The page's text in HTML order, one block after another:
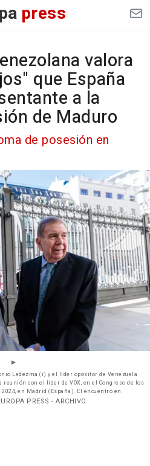
press
valora
que España
a la
de Maduro
de posesión en
Ledezma (i) y el líder opositor de Venezuela
reunión con el líder de VOX, en el Congreso de los
en Madrid (España). El encuentro en
PRESS - ARCHIVO